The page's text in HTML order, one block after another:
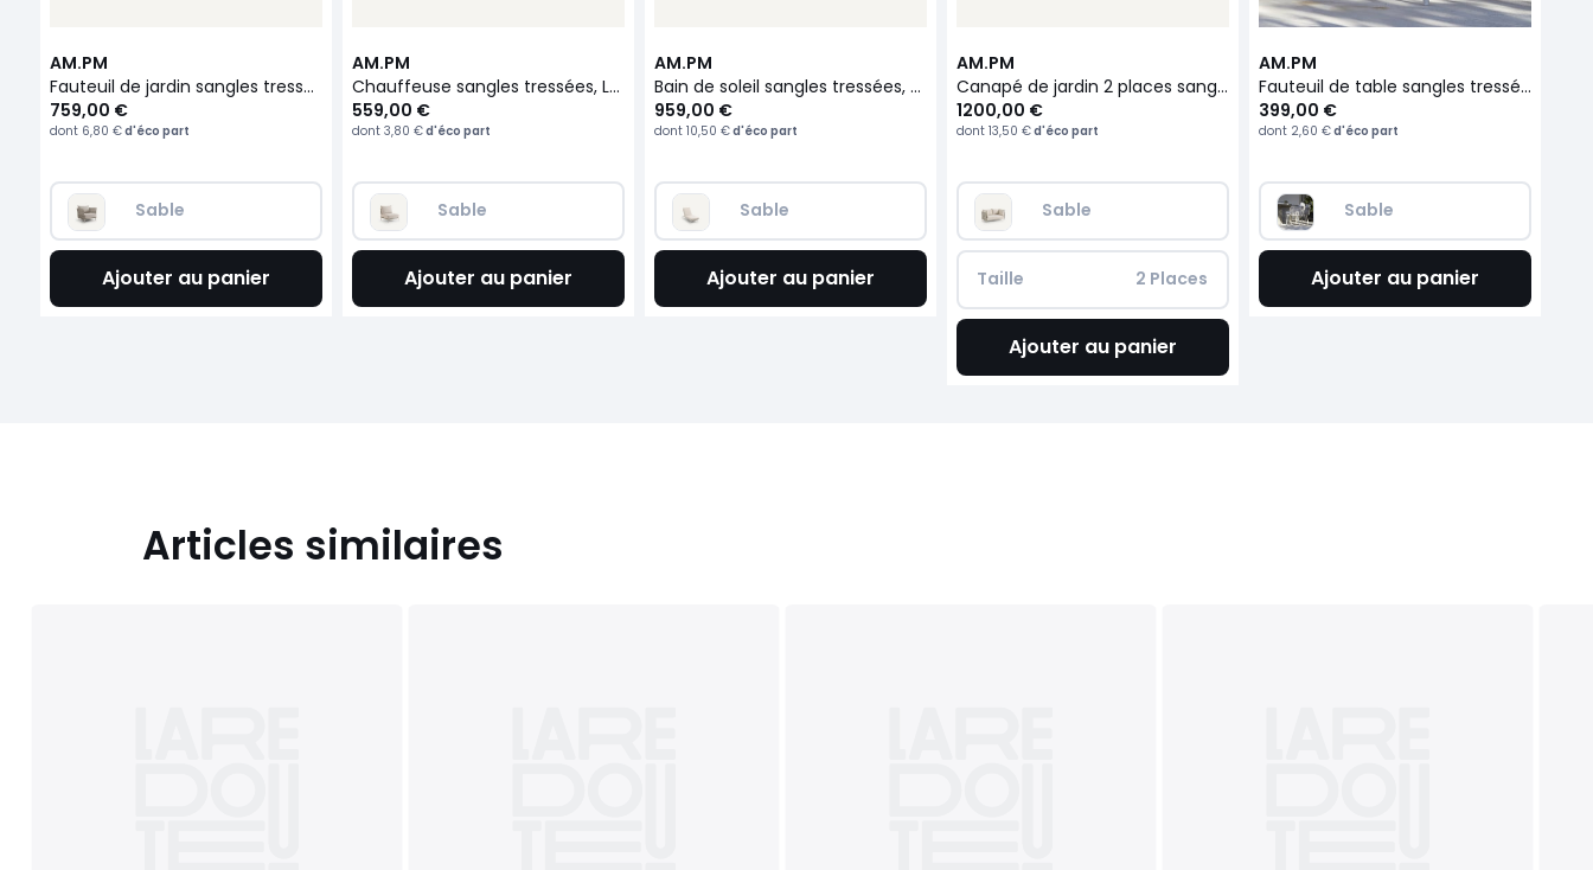
AM.PM
Fauteuil de jardin sangles tressées, Leandra
759,00 €
dont 6,80 €d'éco part
Sable
Ajouter au panier
AM.PM
Chauffeuse sangles tressées, Leandra
559,00 €
dont 3,80 €d'éco part
Sable
Ajouter au panier
AM.PM
Bain de soleil sangles tressées, Leandra
959,00 €
dont 10,50 €d'éco part
Sable
Ajouter au panier
AM.PM
Canapé de jardin 2 places sangles tressées, Leandra
1200,00 €
dont 13,50 €d'éco part
Sable
Taille 2 Places
Ajouter au panier
AM.PM
Fauteuil de table sangles tressées, Leandra
399,00 €
dont 2,60 €d'éco part
Sable
Ajouter au panier
Articles similaires